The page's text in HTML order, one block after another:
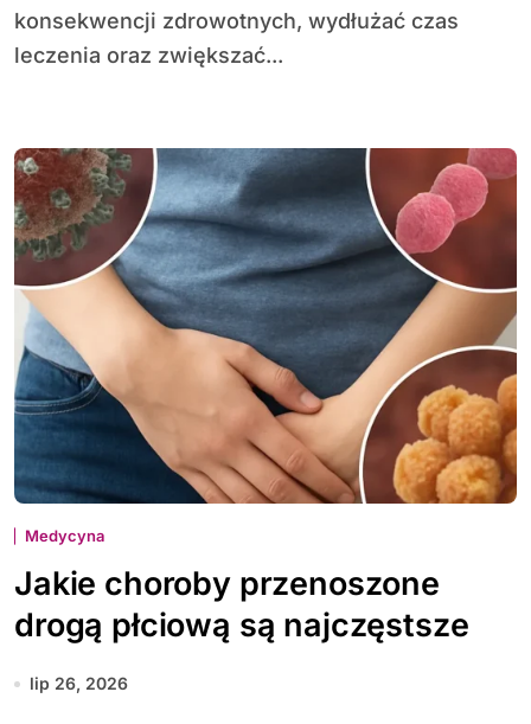
konsekwencji zdrowotnych, wydłużać czas
leczenia oraz zwiększać...
Medycyna
Jakie choroby przenoszone
drogą płciową są najczęstsze
lip 26, 2026